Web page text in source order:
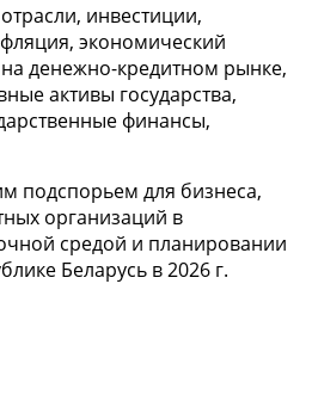
инвестиции,
экономический
денежно-кредитном рынке,
активы государства,
финансы,
подспорьем для бизнеса,
организаций в
средой и планировании
Беларусь в 2026 г.